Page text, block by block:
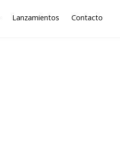
Lanzamientos Contacto